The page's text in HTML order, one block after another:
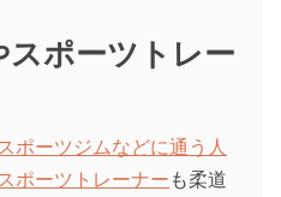
ポーツトレー
スポーツジムなどに通う人
ポーツトレーナー も柔道